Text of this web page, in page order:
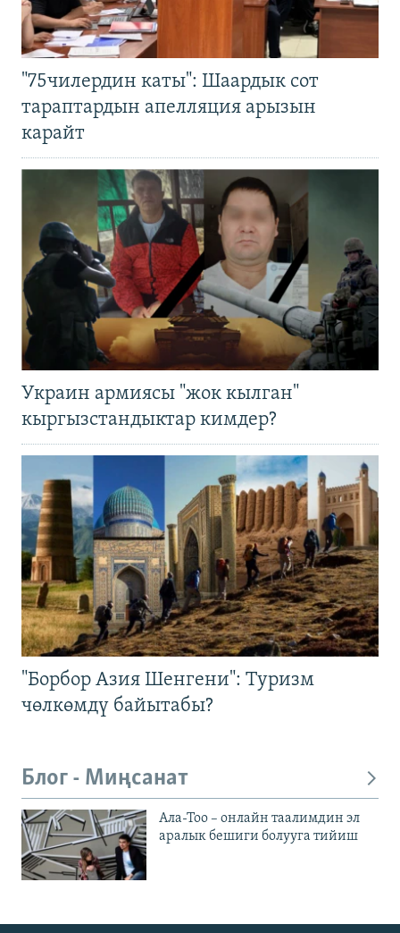
"75чилердин каты": Шаардык сот
тараптардын апелляция арызын
карайт
Украин армиясы "жок кылган"
кыргызстандыктар кимдер?
"Борбор Азия Шенгени": Туризм
чөлкөмдү байытабы?
Блог - Миңсанат
Ала-Тоо – онлайн таалимдин эл
аралык бешиги болууга тийиш